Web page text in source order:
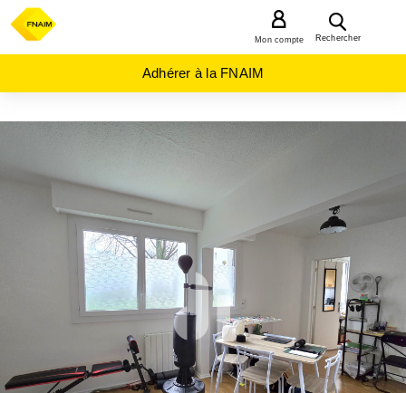
Rechercher
Mon compte
Adhérer à la FNAIM
NOUVELLE-
GIRONDE